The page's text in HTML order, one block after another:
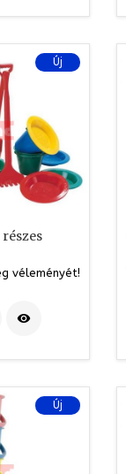
Új
véleményét!

Új